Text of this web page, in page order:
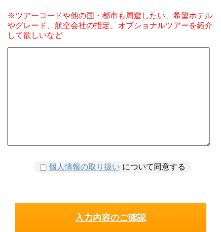
※ツアーコードや他の国・都市も周遊したい、希望ホテル
やグレード、航空会社の指定、オプショナルツアーを紹介
して欲しいなど
個人情報の取り扱い について同意する